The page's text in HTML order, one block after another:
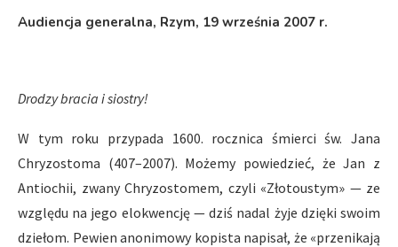
Audiencja generalna, Rzym, 19 września 2007 r.
Drodzy bracia i siostry!
W tym roku przypada 1600. rocznica śmierci św. Jana
Chryzostoma (407–2007). Możemy powiedzieć, że Jan z
Antiochii, zwany Chryzostomem, czyli «Złotoustym» — ze
względu na jego elokwencję — dziś nadal żyje dzięki swoim
dziełom. Pewien anonimowy kopista napisał, że «przenikają